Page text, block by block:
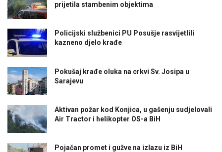
prijetila stambenim objektima
Policijski službenici PU Posušje rasvijetlili
kazneno djelo krađe
Pokušaj krađe oluka na crkvi Sv. Josipa u
Sarajevu
Aktivan požar kod Konjica, u gašenju sudjelovali
Air Tractor i helikopter OS-a BiH
Pojačan promet i gužve na izlazu iz BiH